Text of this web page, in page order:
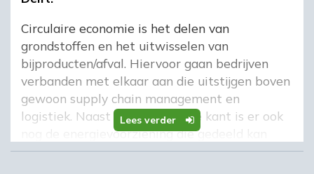
Lees verder
Circulaire economie is het delen van
grondstoffen en het uitwisselen van
bijproducten/afval. Hiervoor gaan bedrijven
verbanden met elkaar aan die uitstijgen boven
gewoon supply chain management en
logistiek. Naast deze materiële kant is er ook
nog de energievoorziening die gedeeld kan
worden. Werd vroeger restwarmte